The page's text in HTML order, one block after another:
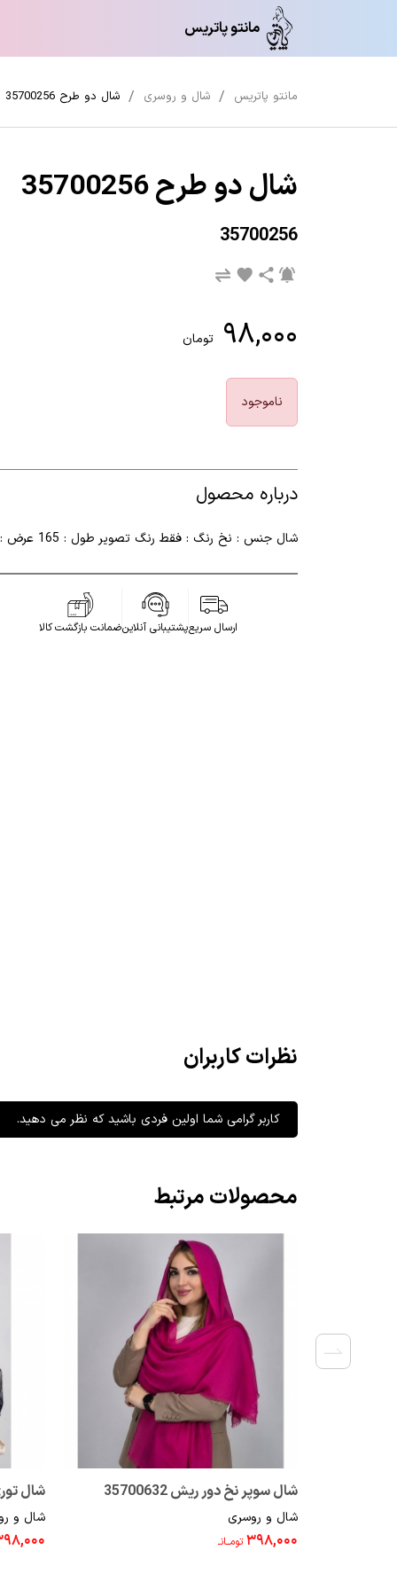
مانتو پاتریس
مانتو پاتریس شال و روسری شال دو طرح 35700256
شال دو طرح 35700256
35700256
۹۸,۰۰۰ تومان
ناموجود
درباره محصول
شال جنس : نخ رنگ : فقط رنگ تصویر طول : 165 عرض : 65
ارسال سریعپشتیبانی آنلاینضمانت بازگشت کالا
نظرات کاربران
کاربر گرامی شما اولین فردی باشید که نظر می دهید.
محصولات مرتبط
شال سوپر نخ دور ریش 35700632
شال و روسری
۳۹۸,۰۰۰ تومــانـ
شال توری
شال و